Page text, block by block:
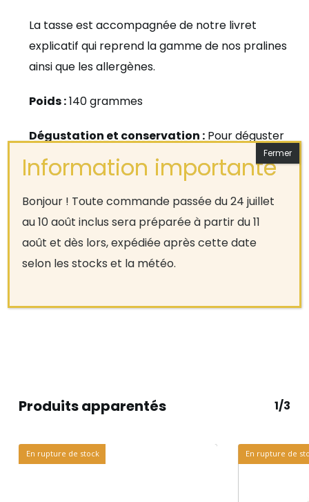
La tasse est accompagnée de notre livret
explicatif qui reprend la gamme de nos pralines
ainsi que les allergènes.
Poids :140 grammes
Dégustation et conservation :Pour déguster
vos douceurs chocolatées de manière optimale,
conservez-les à une température comprise
entre 15° et 19° et savourez-les à température
ambiante. A consommer selon la date reprise
sur l’emballage.
Produits apparentés 1/3
En rupture de stock En rupture de
Bonjour ! Toute commande passée du 24 juillet
au 10 août inclus sera préparée à partir du 11
août et dès lors, expédiée après cette date
selon les stocks et la météo.